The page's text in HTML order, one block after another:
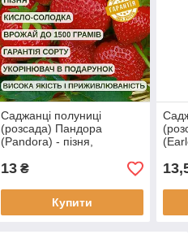
Саджанці полуниці
(розсада) Пандора
(Pandora) - пізня,
транспортабельна
13₴
Купити